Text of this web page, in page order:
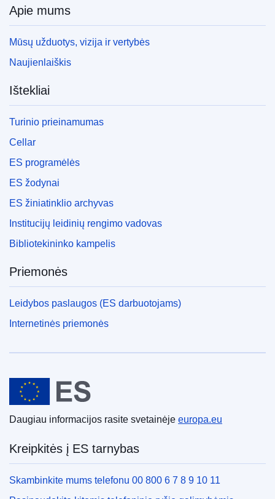
Apie mums
Mūsų užduotys, vizija ir vertybės
Naujienlaiškis
Ištekliai
Turinio prieinamumas
Cellar
ES programėlės
ES žodynai
ES žiniatinklio archyvas
Institucijų leidinių rengimo vadovas
Bibliotekininko kampelis
Priemonės
Leidybos paslaugos (ES darbuotojams)
Internetinės priemonės
Europos Sąjunga
Daugiau informacijos rasite svetainėje europa.eu
Kreipkitės į ES tarnybas
Skambinkite mums telefonu 00 800 6 7 8 9 10 11